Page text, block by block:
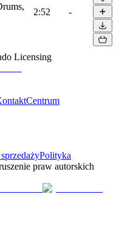
2:52 -
Licensing
Centrum
Polityka
praw autorskich